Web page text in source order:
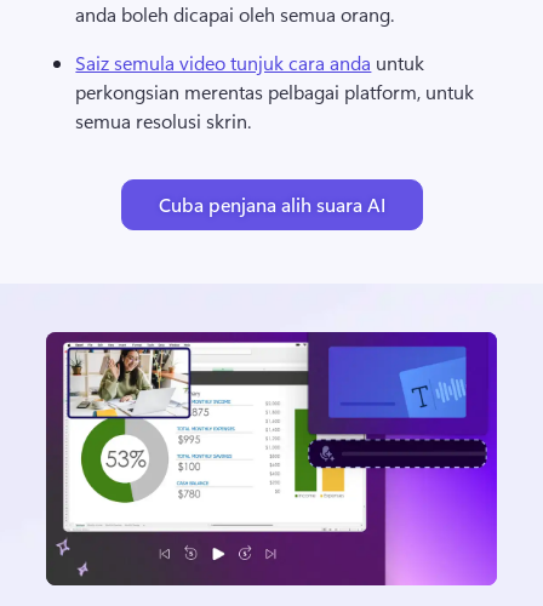
anda boleh dicapai oleh semua orang.
Saiz semula video tunjuk cara anda untuk
perkongsian merentas pelbagai platform, untuk
semua resolusi skrin.
Cuba penjana alih suara AI